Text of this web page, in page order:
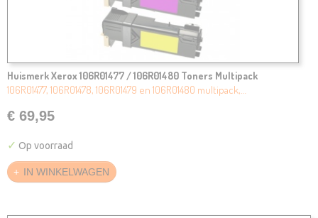
Huismerk Xerox 106R01477 / 106R01480 Toners Multipack
106R01477, 106R01478, 106R01479 en 106R01480 multipack,…
€ 69,95
✓ Op voorraad
IN WINKELWAGEN